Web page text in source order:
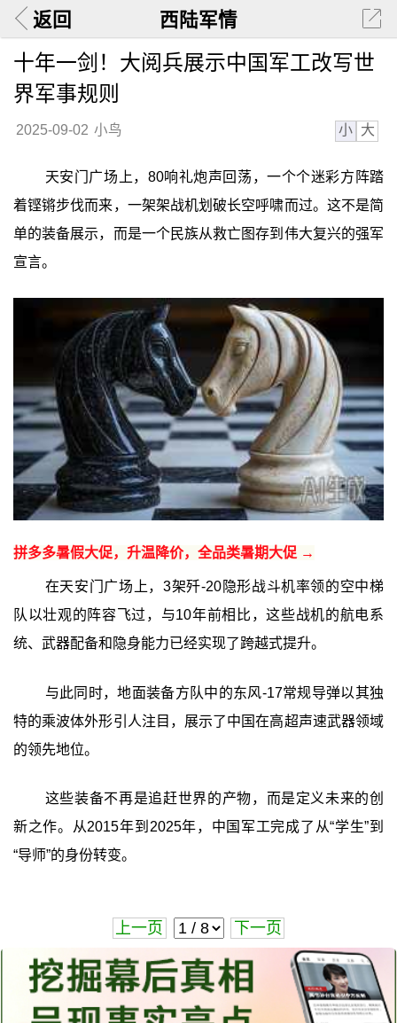
返回 西陆军情
十年一剑！大阅兵展示中国军工改写世
界军事规则
2025-09-02 小鸟 小 大
天安门广场上，80响礼炮声回荡，一个个迷彩方阵踏
着铿锵步伐而来，一架架战机划破长空呼啸而过。这不是简
单的装备展示，而是一个民族从救亡图存到伟大复兴的强军
宣言。
拼多多暑假大促，升温降价，全品类暑期大促 →
在天安门广场上，3架歼-20隐形战斗机率领的空中梯
队以壮观的阵容飞过，与10年前相比，这些战机的航电系
统、武器配备和隐身能力已经实现了跨越式提升。
与此同时，地面装备方队中的东风-17常规导弹以其独
特的乘波体外形引人注目，展示了中国在高超声速武器领域
的领先地位。
这些装备不再是追赶世界的产物，而是定义未来的创
新之作。从2015年到2025年，中国军工完成了从“学生”到
“导师”的身份转变。
上一页 下一页